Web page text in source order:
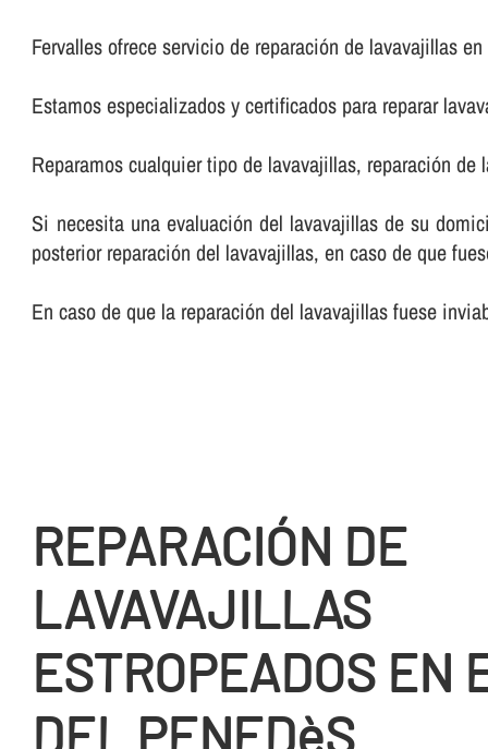
Fervalles ofrece servicio de reparación de lavavajillas
Estamos especializados y certificados para reparar
Reparamos cualquier tipo de lavavajillas, reparación
Si necesita una evaluación del lavavajillas de su
posterior reparación del lavavajillas, en caso de que
En caso de que la reparación del lavavajillas fuese
REPARACIÓN DE
LAVAVAJILLAS
ESTROPEADOS EN
DEL PENEDèS